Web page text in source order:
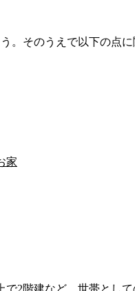
。そのうえで以下の点に
家